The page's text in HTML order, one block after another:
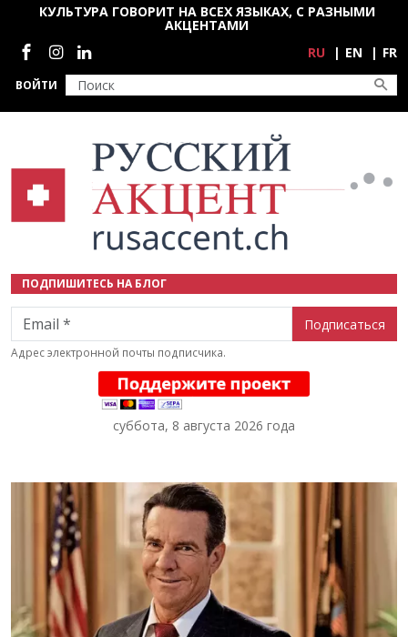
Перейти к основному содержанию
ВОЙТИ
КУЛЬТУРА ГОВОРИТ НА ВСЕХ ЯЗЫКАХ, С РАЗНЫМИ
АКЦЕНТАМИ
Социальные сети
RU EN FR
ПОДПИШИТЕСЬ НА БЛОГ
Email
Адрес электронной почты подписчика.
суббота, 8 августа 2026 года